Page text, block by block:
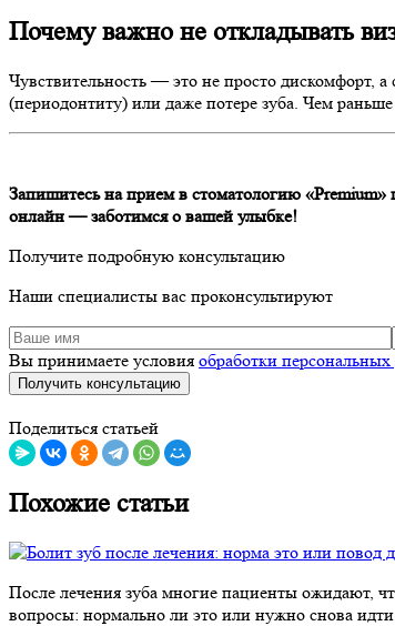
Почему важно не откладывать
Чувствительность — это не просто дискомфорт,
(периодонтиту) или даже потере зуба. Чем
Запишитесь на прием в стоматологию
онлайн — заботимся о вашей улыбке!
Получите подробную консультацию
Наши специалисты вас проконсультируют
Вы принимаете условия обработки
Получить консультацию
Поделиться статьей
Похожие статьи
После лечения зуба многие пациенты ожидают,
вопросы: нормально ли это или нужно снова идти